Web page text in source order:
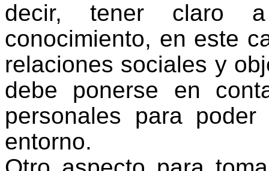
decir, tener claro
conocimiento, en este
relaciones sociales y
debe ponerse en
personales para
entorno.